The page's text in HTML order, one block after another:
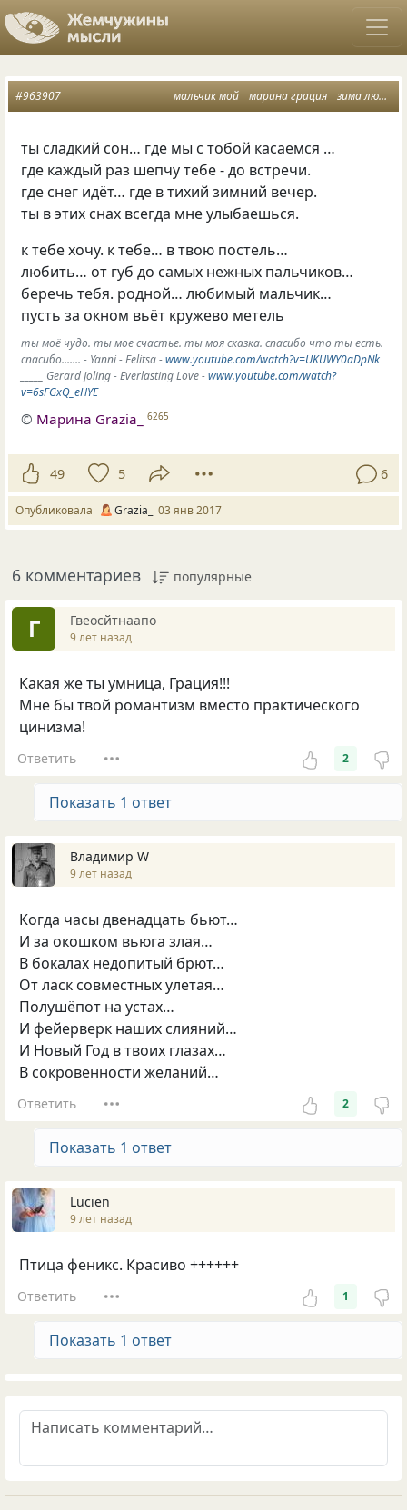
мальчик мой марина грация зима любви
#963907
ты сладкий сон… где мы с тобой касаемся …
где каждый раз шепчу тебе - до встречи.
где снег идёт… где в тихий зимний вечер.
ты в этих снах всегда мне улыбаешься.
к тебе хочу. к тебе… в твою постель…
любить… от губ до самых нежных пальчиков…
беречь тебя. родной… любимый мальчик…
пусть за окном вьёт кружево метель
ты моё чудо. ты мое счастье. ты моя сказка. спасибо что ты есть.
спасибо....... - Yanni - Felitsa -www.youtube.com/watch?v=UKUWY0aDpNk
_____ Gerard Joling - Everlasting Love -www.youtube.com/watch?
v=6sFGxQ_eHYE
© Марина Grazia_ 6265
49 5 6
Опубликовала Grazia_ 03 янв 2017
6 комментариев популярные
Г Гвеосйтнаапо
9 лет назад
Какая же ты умница, Грация!!!
Мне бы твой романтизм вместо практического
цинизма!
Ответить 2
Показать 1 ответ
Владимир W
9 лет назад
Когда часы двенадцать бьют…
И за окошком вьюга злая…
В бокалах недопитый брют…
От ласк совместных улетая…
Полушёпот на устах…
И фейерверк наших слияний…
И Новый Год в твоих глазах…
В сокровенности желаний…
Ответить 2
Показать 1 ответ
Lucien
9 лет назад
Птица феникс. Красиво ++++++
Ответить 1
Показать 1 ответ